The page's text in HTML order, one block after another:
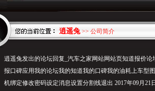
逍遥兔>> 公司简介
逍遥兔发出的论坛回复_汽车之家网站网站页知道报价
报口碑应用我的论坛我的知道我的口碑我的油耗上车型
机绑定修改密码设定消息设置分割线退出 2017年09月